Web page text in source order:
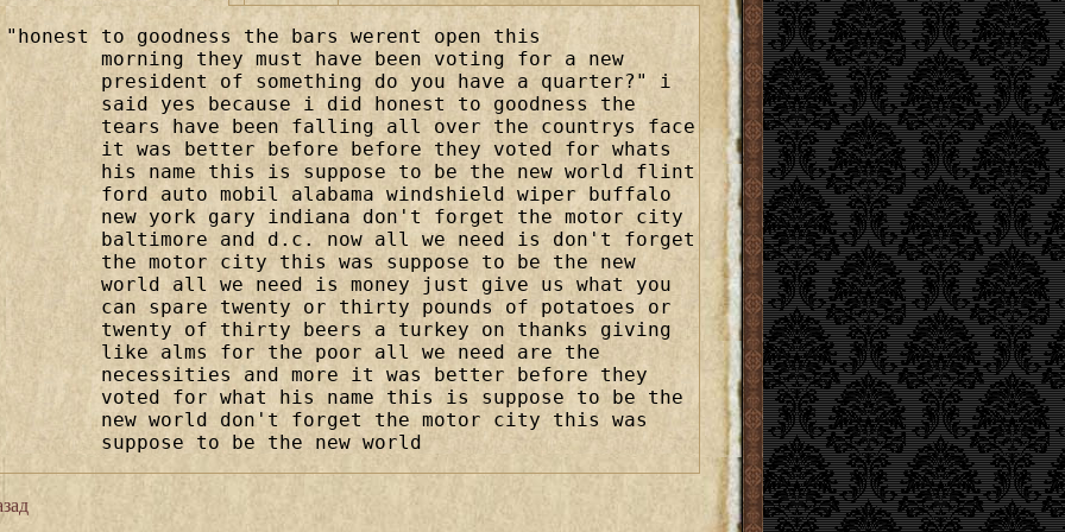
"honest to goodness the bars werent open this
	morning they must have been voting for a new
	president of something do you have a quarter?" i
	said yes because i did honest to goodness the
	tears have been falling all over the countrys face
	it was better before before they voted for whats
	his name this is suppose to be the new world flint
	ford auto mobil alabama windshield wiper buffalo
	new york gary indiana don't forget the motor city
	baltimore and d.c. now all we need is don't forget
	the motor city this was suppose to be the new
	world all we need is money just give us what you
	can spare twenty or thirty pounds of potatoes or
	twenty of thirty beers a turkey on thanks giving
	like alms for the poor all we need are the
	necessities and more it was better before they
	voted for what his name this is suppose to be the
	new world don't forget the motor city this was
	suppose to be the new world